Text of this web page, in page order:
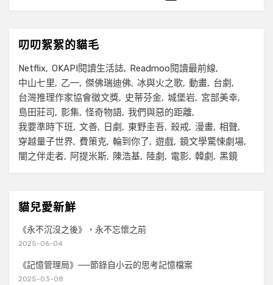
叨叨絮絮的貓毛
Netflix OKAPI閱讀生活誌
Readmoo閱讀最前線
中山七里
乙一 傑佛瑞迪佛 冰與火之歌 動畫
台劇
台灣推理作家協會徵文獎
史蒂芬金 城堡岩
宮部美幸
島田莊司
影集 怪奇物語 我們與惡的距離
我要準時下班
文善 日劇 東野圭吾 殺戒 漫畫 相聲
穿越量子世界
費策克 輪到你了 遊戲 鏡文學驚悚劇場
闇之伴走者
阿提米斯 陳浩基 陸劇 電影 韓劇 黑鏡
貓兒愛新鮮
《永不沉沒之後》，永不忘懷之前
2025-06-04
《記憶管理局》──節錄自小云的思考記憶檔案
2025-03-08